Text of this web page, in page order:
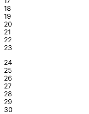
18
19
20
21
22
23
24
25
26
27
28
29
30